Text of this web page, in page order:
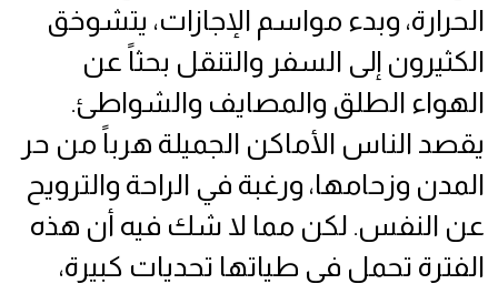
الحرارة، وبدء مواسم الإجازات، يتشوخق
الكثيرون إلى السفر والتنقل بحثاً عن
الهواء الطلق والمصايف والشواطئ.
يقصد الناس الأماكن الجميلة هرباً من حر
المدن وزحامها، ورغبة في الراحة والترويح
عن النفس. لكن مما لا شك فيه أن هذه
الفترة تحمل في طياتها تحديات كبيرة،